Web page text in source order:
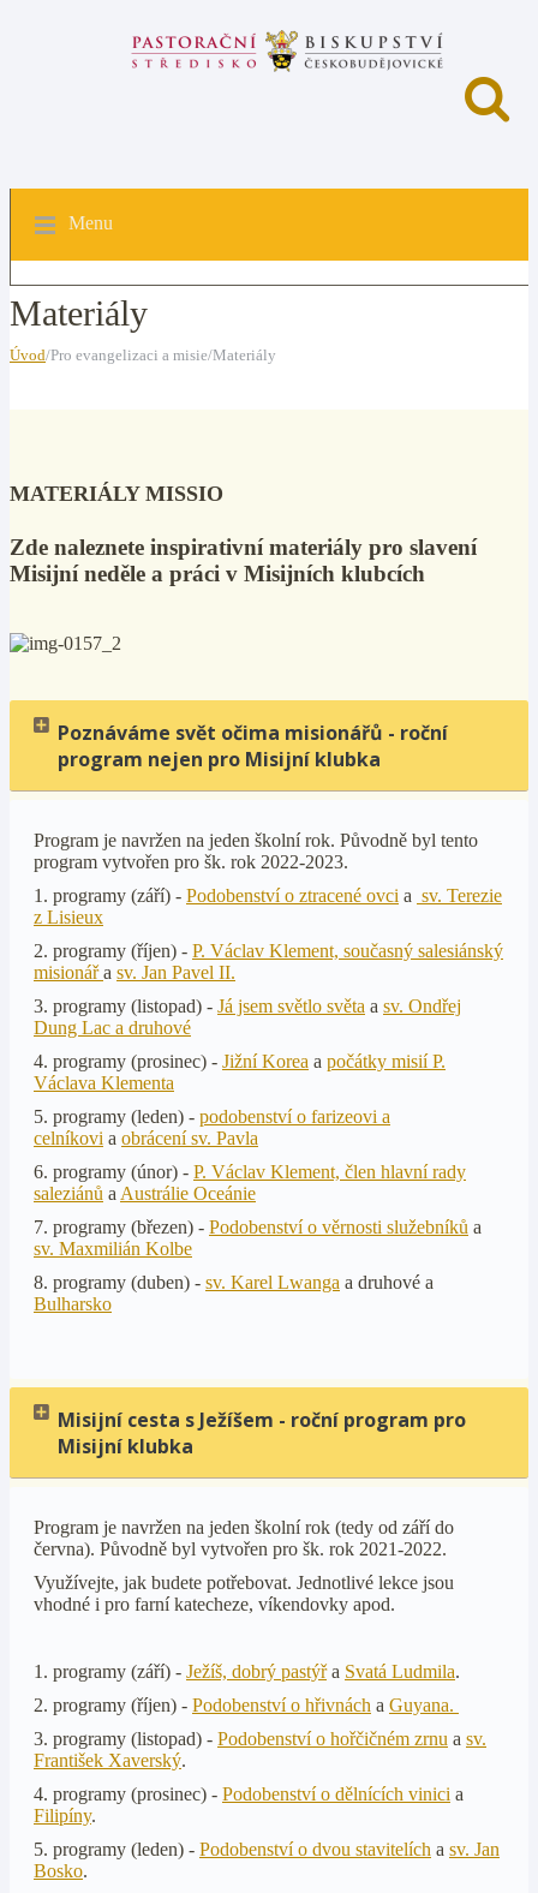
Menu
Materiály
Úvod/Pro evangelizaci a misie/Materiály
MATERIÁLY MISSIO
Zde naleznete inspirativní materiály pro slavení
Misijní neděle a práci v Misijních klubcích
Poznáváme svět očima misionářů - roční
program nejen pro Misijní klubka
Program je navržen na jeden školní rok. Původně byl tento
program vytvořen pro šk. rok 2022-2023.
1. programy (září) - Podobenství o ztracené ovci a sv. Terezie
z Lisieux
2. programy (říjen) - P. Václav Klement, současný salesiánský
misionářa sv. Jan Pavel II.
3. programy (listopad) - Já jsem světlo světa a sv. Ondřej
Dung Lac a druhové
4. programy (prosinec) - Jižní Korea a počátky misií P.
Václava Klementa
5. programy (leden) - podobenství o farizeovi a
celníkovi a obrácení sv. Pavla
6. programy (únor) - P. Václav Klement, člen hlavní rady
saleziánů a Austrálie Oceánie
7. programy (březen) - Podobenství o věrnosti služebníků a
sv. Maxmilián Kolbe
8. programy (duben) - sv. Karel Lwanga a druhové a
Bulharsko
Misijní cesta s Ježíšem - roční program pro
Misijní klubka
Program je navržen na jeden školní rok (tedy od září do
června). Původně byl vytvořen pro šk. rok 2021-2022.
Využívejte, jak budete potřebovat. Jednotlivé lekce jsou
vhodné i pro farní katecheze, víkendovky apod.
1. programy (září) - Ježíš, dobrý pastýřa Svatá Ludmila.
2. programy (říjen) - Podobenství o hřivnách a Guyana.
3. programy (listopad) - Podobenství o hořčičném zrnu a sv.
František Xaverský.
4. programy (prosinec) - Podobenství o dělnících vinici a
Filipíny.
5. programy (leden) - Podobenství o dvou stavitelích a sv. Jan
Bosko.